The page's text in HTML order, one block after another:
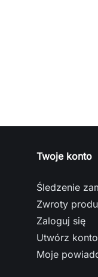
Twoje konto
Śledzenie
Zwroty
Zaloguj się
Utwórz konto
Moje